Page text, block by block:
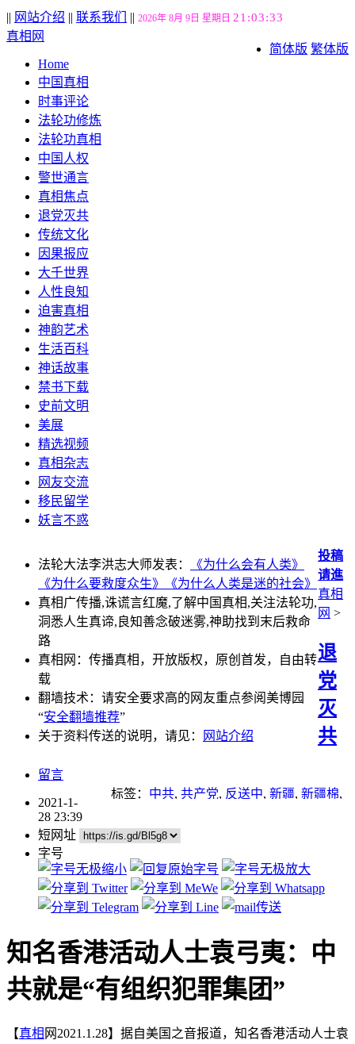
|| 网站介绍 || 联系我们 || 2026年 8月 9日 星期日 21:03:33
简体版 繁体版
真相网
Home
中国真相
时事评论
法轮功修炼
法轮功真相
中国人权
警世通言
真相焦点
退党灭共
传统文化
因果报应
大千世界
人性良知
迫害真相
神韵艺术
生活百科
神话故事
禁书下载
史前文明
美展
精选视频
真相杂志
网友交流
移民留学
妖言不惑
法轮大法李洪志大师发表：
《为什么会有人类》
《为什么要救度众生》
《为什么人类是迷的社会》
真相广传播,诛谎言红魔,了解中国真相,关注法轮功,
洞悉人生真谛,良知善念破迷雾,神助找到末后救命
路
真相网：传播真相，开放版权，原创首发，自由转
载
翻墙技术：请安全要求高的网友重点参阅美博园
“安全翻墙推荐”
关于资料传送的说明，请见：
网站介绍
投稿
请進
真相
网 >
退
党
灭
共
留言
标签： 中共, 共产党, 反送中, 新疆, 新疆棉,
2021-1-
28 23:39
短网址
字号
知名香港活动人士袁弓夷：中
共就是“有组织犯罪集团”
【真相 网2021.1.28】据自美国之音报道，知名香港活动人士袁